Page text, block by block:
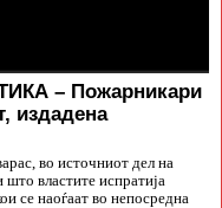
– Пожарникари
издадена
во источниот дел на
властите испратија
се наоѓаат во непосредна